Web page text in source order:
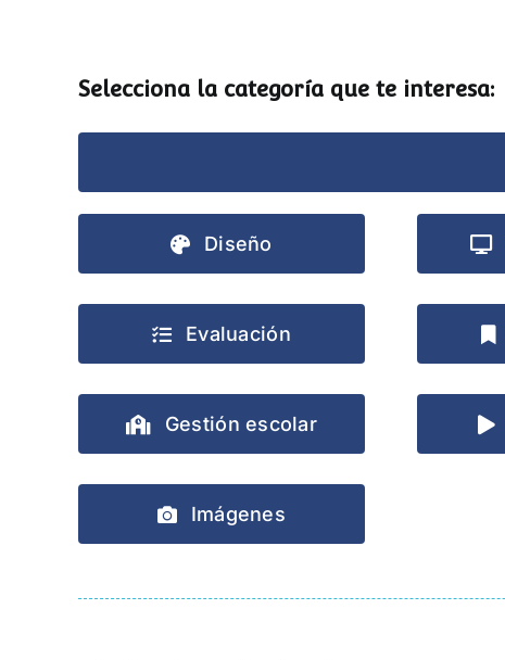
Selecciona la categoría que te interesa:
Diseño
Evaluación
Gestión escolar
Imágenes